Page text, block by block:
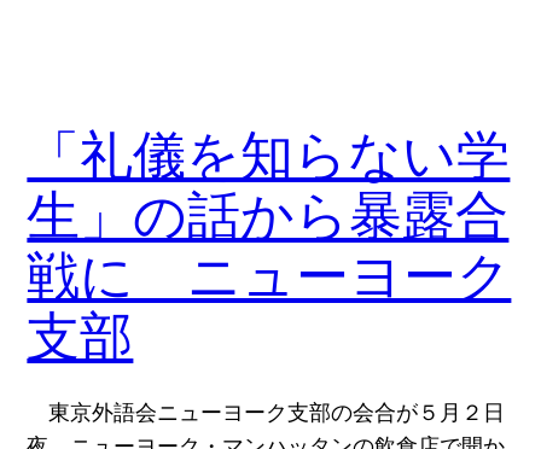
「礼儀を知らない学
生」の話から暴露合
戦に ニューヨーク
支部
東京外語会ニューヨーク支部の会合が５月２日